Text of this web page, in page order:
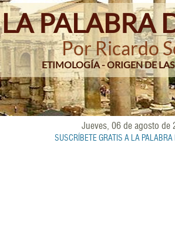
LA PALABRA
Por Ricardo
ETIMOLOGÍA - ORIGEN DE
Jueves, 06 de agosto de
SUSCRÍBETE GRATIS A LA PALABRA